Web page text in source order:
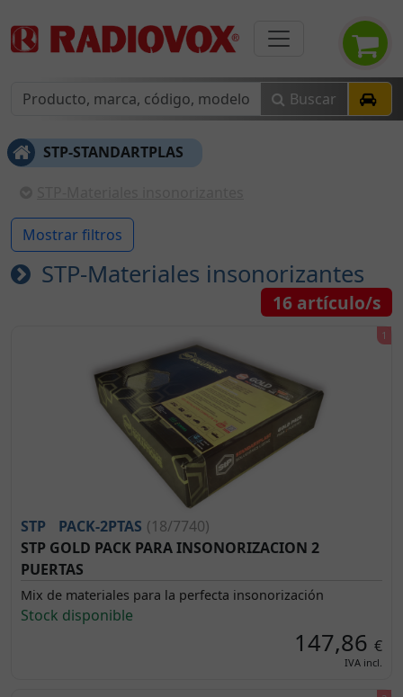
Buscar
STP-STANDARTPLAS
Mostrar filtros
STP-Materiales insonorizantes
16artículo/s
STP PACK-2PTAS (18/7740)
STP GOLD PACK PARA INSONORIZACION 2
PUERTAS
Mix de materiales para la perfecta insonorización
Stock disponible
147,86 €
IVA incl.